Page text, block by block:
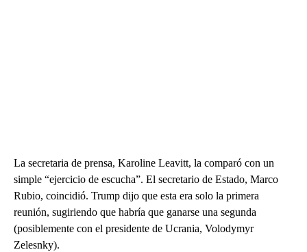
La secretaria de prensa, Karoline Leavitt, la comparó con un
simple “ejercicio de escucha”. El secretario de Estado, Marco
Rubio, coincidió. Trump dijo que esta era solo la primera
reunión, sugiriendo que habría que ganarse una segunda
(posiblemente con el presidente de Ucrania, Volodymyr
Zelesnky).